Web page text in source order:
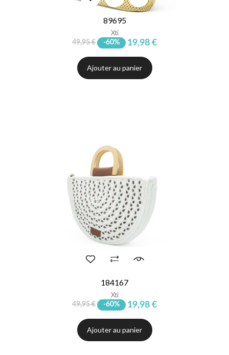
89695
Xti
49,95 € -60% 19,98 €
Ajouter au panier
184167
Xti
49,95 € -60% 19,98 €
Ajouter au panier